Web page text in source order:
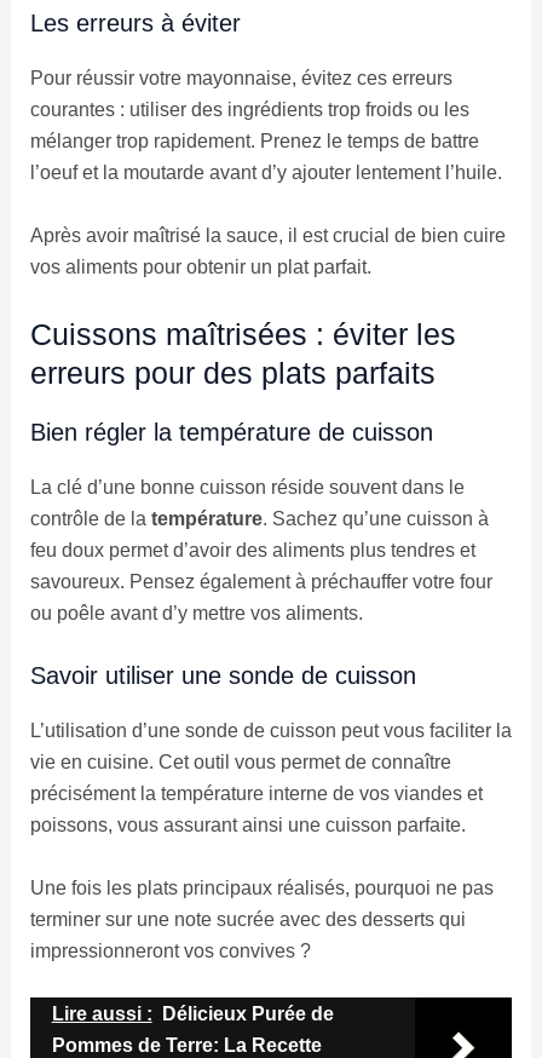
Les erreurs à éviter
Pour réussir votre mayonnaise, évitez ces erreurs
courantes : utiliser des ingrédients trop froids ou les
mélanger trop rapidement. Prenez le temps de battre
l’oeuf et la moutarde avant d’y ajouter lentement l’huile.
Après avoir maîtrisé la sauce, il est crucial de bien cuire
vos aliments pour obtenir un plat parfait.
Cuissons maîtrisées : éviter les
erreurs pour des plats parfaits
Bien régler la température de cuisson
La clé d’une bonne cuisson réside souvent dans le
contrôle de la température. Sachez qu’une cuisson à
feu doux permet d’avoir des aliments plus tendres et
savoureux. Pensez également à préchauffer votre four
ou poêle avant d’y mettre vos aliments.
Savoir utiliser une sonde de cuisson
L’utilisation d’une sonde de cuisson peut vous faciliter la
vie en cuisine. Cet outil vous permet de connaître
précisément la température interne de vos viandes et
poissons, vous assurant ainsi une cuisson parfaite.
Une fois les plats principaux réalisés, pourquoi ne pas
terminer sur une note sucrée avec des desserts qui
impressionneront vos convives ?
Lire aussi :
Délicieux Purée de
Pommes de Terre: La Recette